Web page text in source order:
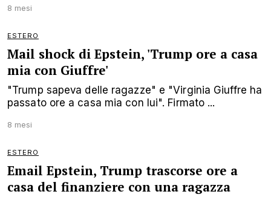
8 mesi
ESTERO
Mail shock di Epstein, 'Trump ore a casa
mia con Giuffre'
"Trump sapeva delle ragazze" e "Virginia Giuffre ha
passato ore a casa mia con lui". Firmato ...
8 mesi
ESTERO
Email Epstein, Trump trascorse ore a
casa del finanziere con una ragazza